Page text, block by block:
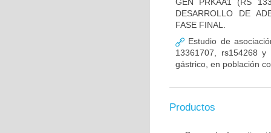
DESARROLLO DE
FASE FINAL.
Estudio de
13361707, rs154268 y
gástrico, en población
Productos